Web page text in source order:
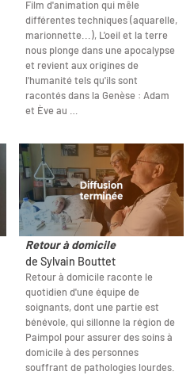
Film d'animation qui mêle
différentes techniques (aquarelle,
marionnette...), L'oeil et la terre
nous plonge dans une apocalypse
et revient aux origines de
l'humanité tels qu'ils sont
racontés dans la Genèse : Adam
et Ève au …
Retour à domicile
de Sylvain Bouttet
Retour à domicile raconte le
quotidien d'une équipe de
soignants, dont une partie est
bénévole, qui sillonne la région de
Paimpol pour assurer des soins à
domicile à des personnes
souffrant de pathologies lourdes.